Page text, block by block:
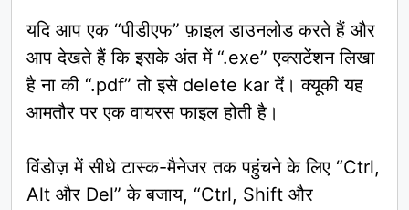
यदि आप एक “पीडीएफ” फ़ाइल डाउनलोड करते हैं और
आप देखते हैं कि इसके अंत में “.exe” एक्सटेंशन लिखा
है ना की “.pdf” तो इसे delete kar दें। क्यूकी यह
आमतौर पर एक वायरस फाइल होती है।
विंडोज़ में सीधे टास्क-मैनेजर तक पहुंचने के लिए “Ctrl,
Alt और Del” के बजाय, “Ctrl, Shift और